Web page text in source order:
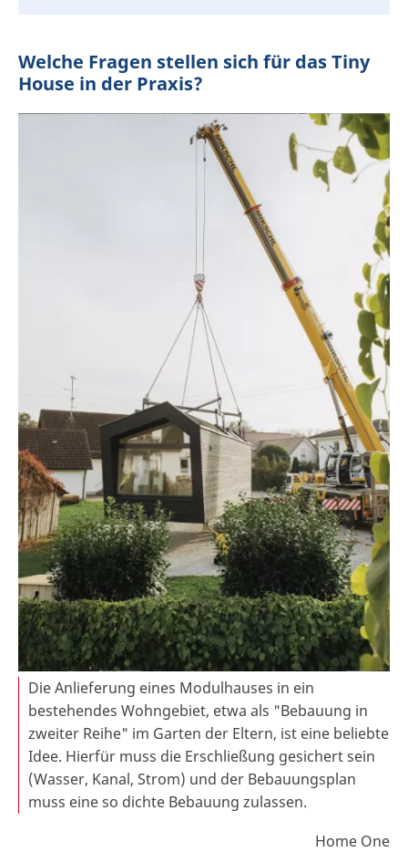
Welche Fragen stellen sich für das Tiny
House in der Praxis?
Die Anlieferung eines Modulhauses in ein
bestehendes Wohngebiet, etwa als "Bebauung in
zweiter Reihe" im Garten der Eltern, ist eine beliebte
Idee. Hierfür muss die Erschließung gesichert sein
(Wasser, Kanal, Strom) und der Bebauungsplan
muss eine so dichte Bebauung zulassen.
Home One